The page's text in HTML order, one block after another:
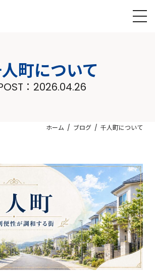
町について
： 2026.04.26
ホーム ブログ 千人町について